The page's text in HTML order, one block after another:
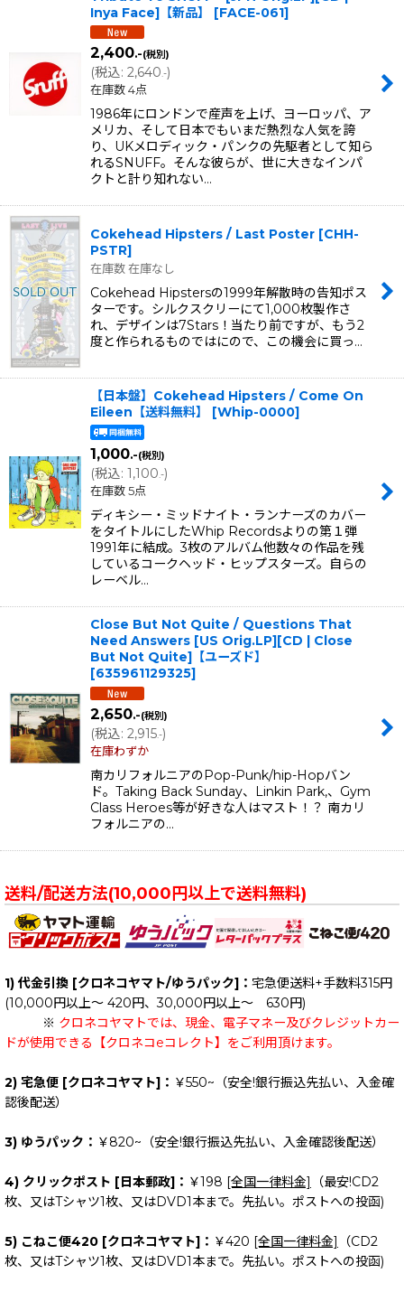
Inya Face]【新品】
[FACE-061]
2,400.-(税別)
(税込: 2,640.-)
在庫数 4点
1986年にロンドンで産声を上げ、ヨーロッパ、ア
メリカ、そして日本でもいまだ熱烈な人気を誇
り、UKメロディック・パンクの先駆者として知ら
れるSNUFF。そんな彼らが、世に大きなインパ
クトと計り知れない…
Cokehead Hipsters / Last Poster [CHH-
PSTR]
在庫数 在庫なし
Cokehead Hipstersの1999年解散時の告知ポス
ターです。シルクスクリーにて1,000枚製作さ
れ、デザインは7Stars！当たり前ですが、もう2
度と作られるものではにので、この機会に買っ…
【日本盤】Cokehead Hipsters / Come On
Eileen【送料無料】
[Whip-0000]
1,000.-(税別)
(税込: 1,100.-)
在庫数 5点
ディキシー・ミッドナイト・ランナーズのカバー
をタイトルにしたWhip Recordsよりの第１弾
1991年に結成。3枚のアルバム他数々の作品を残
しているコークヘッド・ヒップスターズ。自らの
レーベル…
Close But Not Quite / Questions That
Need Answers [US Orig.LP][CD | Close
But Not Quite]【ユーズド】
[635961129325]
2,650.-(税別)
(税込: 2,915.-)
在庫わずか
南カリフォルニアのPop-Punk/hip-Hopバン
ド。Taking Back Sunday、Linkin Park,、Gym
Class Heroes等が好きな人はマスト！？ 南カリ
フォルニアの…
送料/配送方法(10,000円以上で送料無料)
1) 代金引換 [クロネコヤマト/ゆうパック]： 宅急便送料+手数料315円
(10,000円以上～ 420円、30,000円以上～ 630円)
※ クロネコヤマトでは、現金、電子マネー及びクレジットカー
ドが使用できる【クロネコeコレクト】をご利用頂けます。
2) 宅急便 [クロネコヤマト]： ￥550~（安全!銀行振込先払い、入金確
認後配送）
3) ゆうパック： ￥820~（安全!銀行振込先払い、入金確認後配送）
4) クリックポスト [日本郵政]： ￥198 [全国一律料金]
（最安!CD2
枚、又はTシャツ1枚、又はDVD1本まで。先払い。ポストへの投函)
5) こねこ便420 [クロネコヤマト]： ￥420 [全国一律料金]
（CD2
枚、又はTシャツ1枚、又はDVD1本まで。先払い。ポストへの投函)